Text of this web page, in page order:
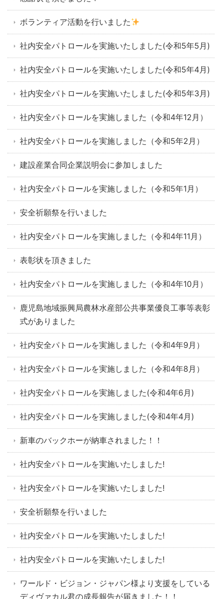
ボランティア活動を行いました
社内安全パトロールを実施いたしました(令和5年5月)
社内安全パトロールを実施いたしました(令和5年4月)
社内安全パトロールを実施いたしました(令和5年3月)
社内安全パトロールを実施しました（令和4年12月）
社内安全パトロールを実施しました（令和5年2月）
建設産業合同企業説明会に参加しました
社内安全パトロールを実施しました（令和5年1月）
安全祈願祭を行いました
社内安全パトロールを実施しました（令和4年11月）
表彰状を頂きました
社内安全パトロールを実施しました（令和4年10月）
鹿児島地域振興局農林水産部公共事業優良工事等表彰
式がありました
社内安全パトロールを実施しました（令和4年9月）
社内安全パトロールを実施しました（令和4年8月）
社内安全パトロールを実施しました(令和4年6月)
社内安全パトロールを実施しました(令和4年4月)
新車のバックホーが納車されました！！
社内安全パトロールを実施いたしました!
社内安全パトロールを実施いたしました!
安全祈願祭を行いました
社内安全パトロールを実施いたしました!
社内安全パトロールを実施いたしました!
ワールド・ビジョン・ジャパン様より支援をしている
ディヴァカル君の成長報告が届きました！！